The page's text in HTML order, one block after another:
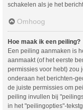
schakelen als je het
Omhoog
Hoe maak ik een peiling?
Een peiling aanmaken is
aanmaakt (of het eerste
permissies voor hebt) zou
onderaan het berichten-
de juiste permissies om
peiling invullen bij
in het "peilingopties"-